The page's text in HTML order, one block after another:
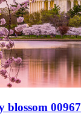
blossom 00967